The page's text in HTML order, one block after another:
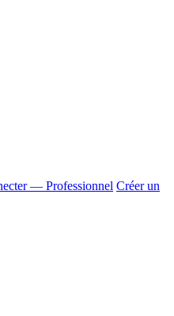
— Professionnel Créer un